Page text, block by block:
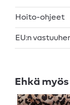
Hoito-ohjeet
EU:n
Ehkä